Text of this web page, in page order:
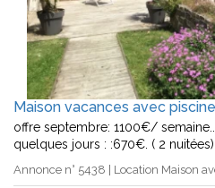
Maison vacances avec
offre septembre: 1100€/
quelques jours : :670€. ( 2 nuitées)
Annonce n° 5438 | Location Maison